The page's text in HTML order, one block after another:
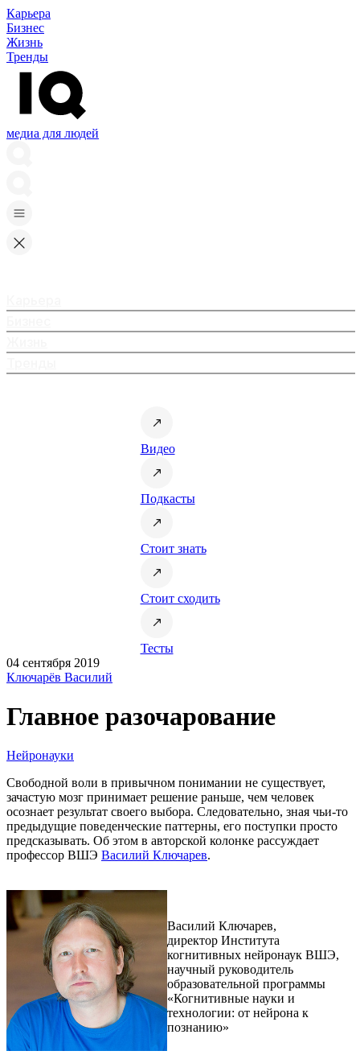
Карьера
Бизнес
Жизнь
Тренды
медиа для людей
Видео
Подкасты
Стоит знать
Стоит сходить
Тесты
04 сентября 2019
Ключарёв Василий
Главное разочарование
Нейронауки
Свободной воли в привычном понимании не существует,
зачастую мозг принимает решение раньше, чем человек
осознает результат своего выбора. Следовательно, зная чьи-то
предыдущие поведенческие паттерны, его поступки просто
предсказывать. Об этом в авторской колонке рассуждает
профессор ВШЭ Василий Ключарев.
Василий Ключарев,
директор Института
когнитивных нейронаук ВШЭ,
научный руководитель
образовательной программы
«Когнитивные науки и
технологии: от нейрона к
познанию»